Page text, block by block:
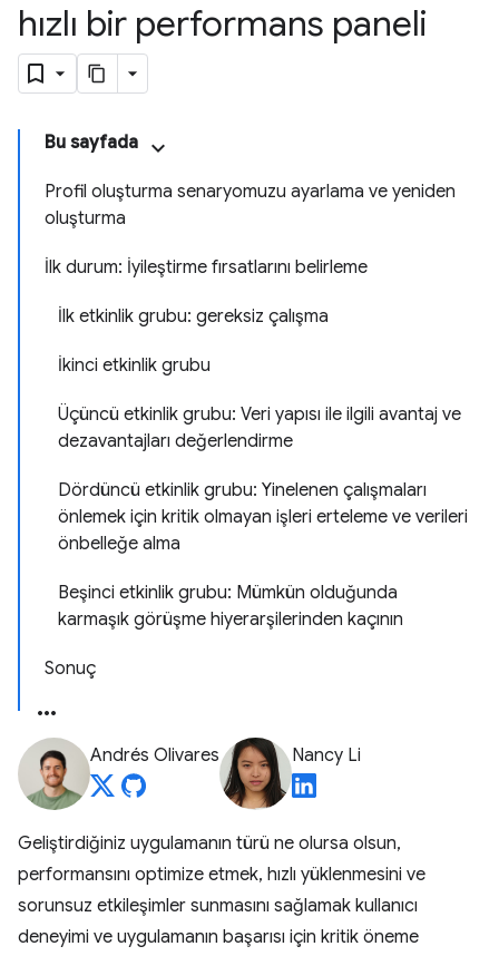
hızlı bir performans paneli
Bu sayfada
Profil oluşturma senaryomuzu ayarlama ve yeniden
oluşturma
İlk durum: İyileştirme fırsatlarını belirleme
İlk etkinlik grubu: gereksiz çalışma
İkinci etkinlik grubu
Üçüncü etkinlik grubu: Veri yapısı ile ilgili avantaj ve
dezavantajları değerlendirme
Dördüncü etkinlik grubu: Yinelenen çalışmaları
önlemek için kritik olmayan işleri erteleme ve verileri
önbelleğe alma
Beşinci etkinlik grubu: Mümkün olduğunda
karmaşık görüşme hiyerarşilerinden kaçının
Sonuç
Andrés Olivares Nancy Li
Geliştirdiğiniz uygulamanın türü ne olursa olsun,
performansını optimize etmek, hızlı yüklenmesini ve
sorunsuz etkileşimler sunmasını sağlamak kullanıcı
deneyimi ve uygulamanın başarısı için kritik öneme